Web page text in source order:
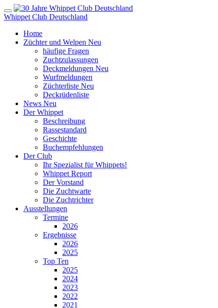
Whippet Club Deutschland
Home
Züchter und Welpen Neu
häufige Fragen
Zuchtzulassungen
Deckmeldungen Neu
Wurfmeldungen
Züchterliste Neu
Deckrüdenliste
News Neu
Der Whippet
Beschreibung
Rassestandard
Geschichte
Buchempfehlungen
Der Club
Ihr Spezialist für Whippets!
Whippet Report
Der Vorstand
Die Zuchtwarte
Die Zuchtrichter
Ausstellungen
Termine
2026
Ergebnisse
2026
2025
Top Ten
2025
2024
2023
2022
2021